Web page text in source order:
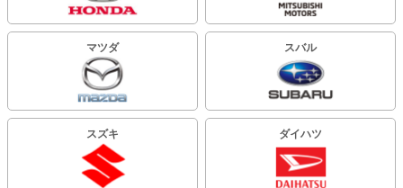
マツダ スバル
スズキ ダイハツ